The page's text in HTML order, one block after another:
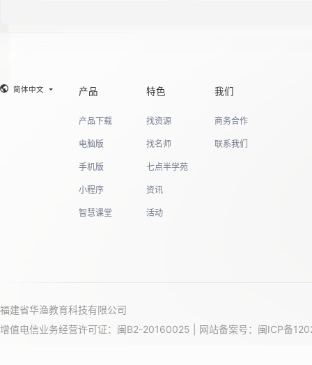
简体中文 产品
产品下载
电脑版
手机版
小程序
智慧课堂
特色
找资源
找名师
七点半学苑
资讯
活动
我们
商务合作
联系我们
福建省华渔教育科技有限公司
增值电信业务经营许可证：闽B2-20160025 | 网站备案号： 闽ICP备